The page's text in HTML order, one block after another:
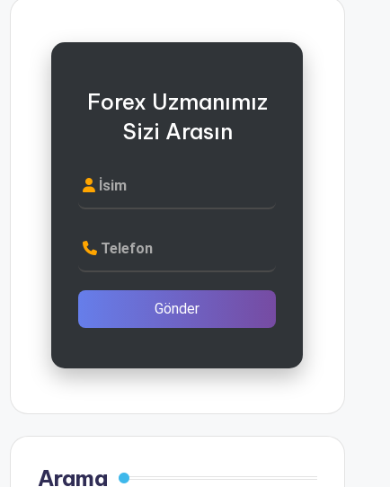
Forex Uzmanımız
Sizi Arasın
İsim
Telefon
Gönder
Arama